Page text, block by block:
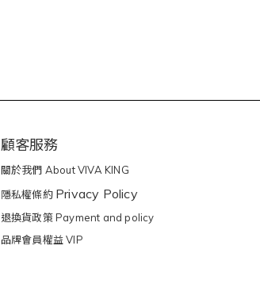
顧客服務
關於我們 About VIVA KING
隱私權條約 Privacy Policy
退換貨政策 Payment and policy
品牌會員權益 VIP